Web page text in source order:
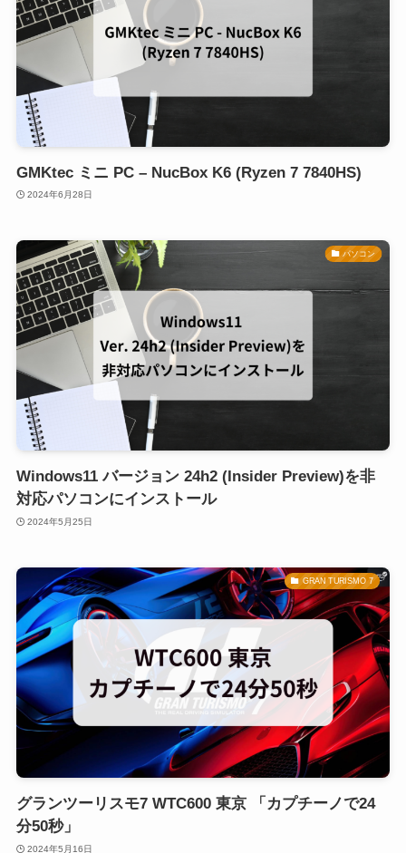
GMKtec ミニ PC – NucBox K6 (Ryzen 7 7840HS)
2024年6月28日
パソコン
Windows11 バージョン 24h2 (Insider Preview)を非
対応パソコンにインストール
2024年5月25日
GRAN TURISMO 7
グランツーリスモ7 WTC600 東京 「カプチーノで24
分50秒」
2024年5月16日